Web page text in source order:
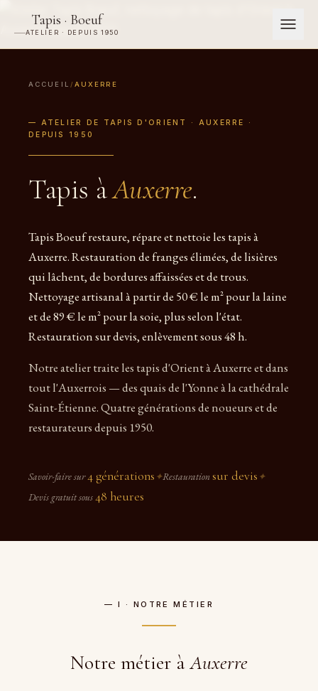
Tapis · Boeuf
ATELIER · DEPUIS 1950
ACCUEIL / AUXERRE
— ATELIER DE TAPIS D'ORIENT · AUXERRE ·
DEPUIS 1950
Tapis àAuxerre.
Tapis Boeuf restaure, répare et nettoie les tapis à
Auxerre. Restauration de franges élimées, de lisières
qui lâchent, de bordures affaissées et de trous.
Nettoyage artisanal à partir de 50 € le m² pour la laine
et de 89 € le m² pour la soie, plus selon l'état.
Restauration sur devis, enlèvement sous 48 h.
Notre atelier traite les tapis d'Orient à Auxerre et dans
tout l'Auxerrois — des quais de l'Yonne à la cathédrale
Saint-Étienne. Quatre générations de noueurs et de
restaurateurs depuis 1950.
Savoir-faire sur4 générations ✦Restaurationsur devis ✦
Devis gratuit sous48 heures
— I · NOTRE MÉTIER
Notre métier àAuxerre